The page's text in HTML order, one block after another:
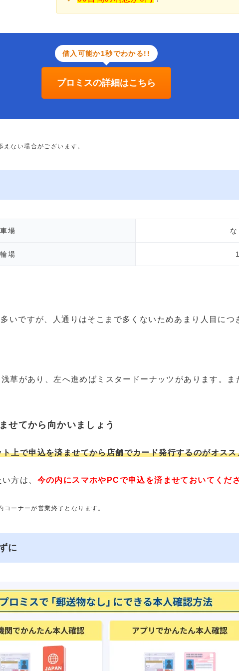
借入可能か1秒でわかる!!
プロミスの詳細はこちら
ない場合がございます。
場 な
場 1
いですが、人通りはそこまで多くないためあまり人目につ
草があり、左へ進めばミスタードーナッツがあります。ま
せてから向かいましょう
ト上で申込を済ませてから店舗でカード発行するのがオスス
方は、 今の内にスマホやPCで申込を済ませておいてくださ
ーナーが営業終了となります。
に